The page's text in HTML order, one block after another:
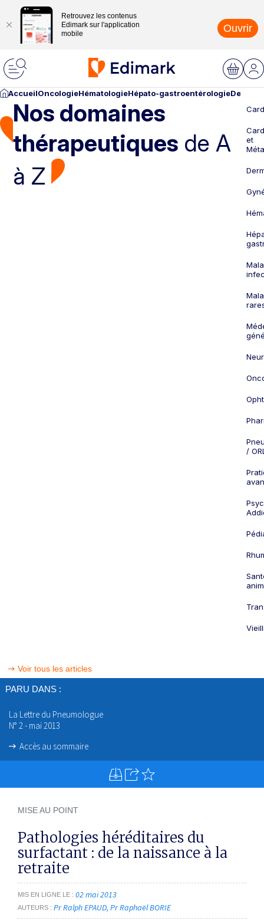
Retrouvez les contenus
Edimark sur l'application
mobile
Ouvrir
AccueilOncologieHématologieHépato-gastroentérologie
Nos domaines
thérapeutiques de A
à Z
et
/
Voir tous les articles
PARU DANS :
La Lettre du Pneumologue
N° 2 - mai 2013
Accès au sommaire
MISE AU POINT
Pathologies héréditaires du
surfactant : de la naissance à la
retraite
MIS EN LIGNE LE 02 mai 2013
AUTEURS Pr Ralph EPAUD Pr Raphaël BORIE